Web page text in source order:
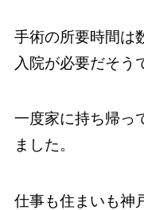
手術の所要時間は
入院が必要だそう
一度家に持ち帰っ
ました。
仕事も住まいも神